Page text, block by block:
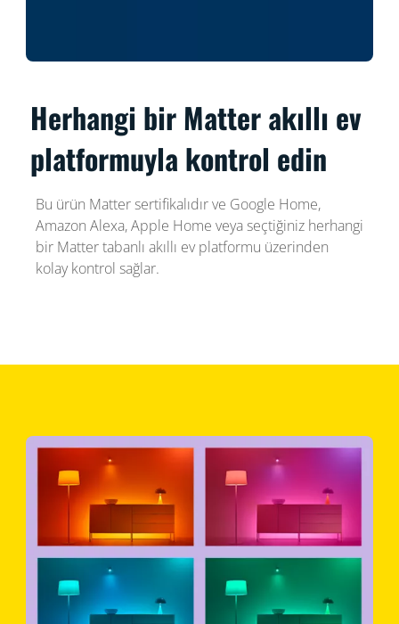
Herhangi bir Matter akıllı ev
platformuyla kontrol edin
Bu ürün Matter sertifikalıdır ve Google Home,
Amazon Alexa, Apple Home veya seçtiğiniz herhangi
bir Matter tabanlı akıllı ev platformu üzerinden
kolay kontrol sağlar.